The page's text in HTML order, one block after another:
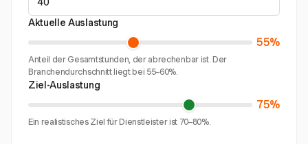
Aktuelle Auslastung
55%
Anteil der Gesamtstunden, der abrechenbar ist. Der
Branchendurchschnitt liegt bei 55–60%.
Ziel-Auslastung
75%
Ein realistisches Ziel für Dienstleister ist 70–80%.